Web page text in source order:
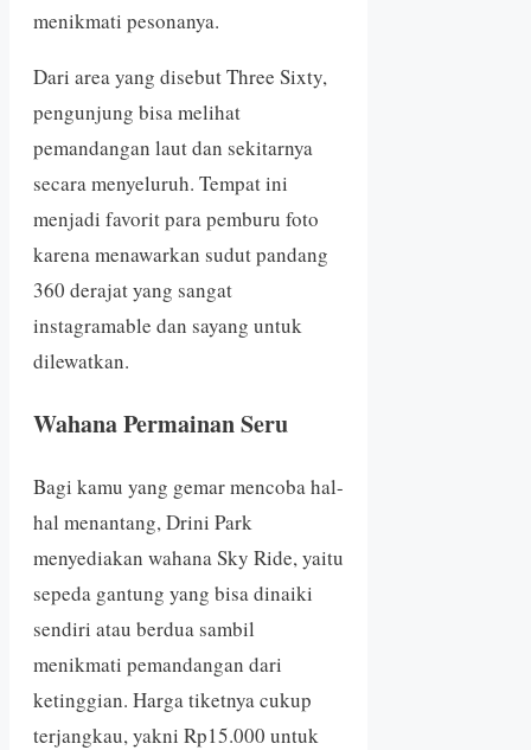
menikmati pesonanya.
Dari area yang disebut Three Sixty,
pengunjung bisa melihat
pemandangan laut dan sekitarnya
secara menyeluruh. Tempat ini
menjadi favorit para pemburu foto
karena menawarkan sudut pandang
360 derajat yang sangat
instagramable dan sayang untuk
dilewatkan.
Wahana Permainan Seru
Bagi kamu yang gemar mencoba hal-
hal menantang, Drini Park
menyediakan wahana Sky Ride, yaitu
sepeda gantung yang bisa dinaiki
sendiri atau berdua sambil
menikmati pemandangan dari
ketinggian. Harga tiketnya cukup
terjangkau, yakni Rp15.000 untuk